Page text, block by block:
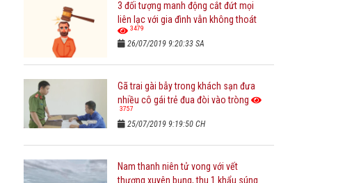
3 đối tượng manh động cắt đứt mọi
liên lạc với gia đình vẫn không thoát
3479
26/07/2019 9:20:33 SA
Gã trai gài bẫy trong khách sạn đưa
nhiều cô gái trẻ đua đòi vào tròng
3757
25/07/2019 9:19:50 CH
Nam thanh niên tử vong với vết
thương xuyên bụng, thu 1 khẩu súng